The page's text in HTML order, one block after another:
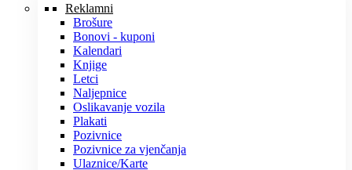
Reklamni
Brošure
Bonovi - kuponi
Kalendari
Knjige
Letci
Naljepnice
Oslikavanje vozila
Plakati
Pozivnice
Pozivnice za vjenčanja
Ulaznice/Karte